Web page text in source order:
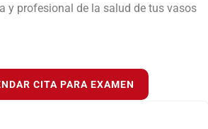
y profesional de la salud de tus vasos
CITA PARA EXAMEN